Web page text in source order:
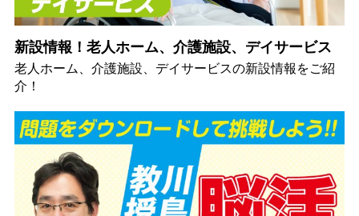
新設情報！老人ホーム、介護施設、デイサービス
老人ホーム、介護施設、デイサービスの新設情報をご紹
介！